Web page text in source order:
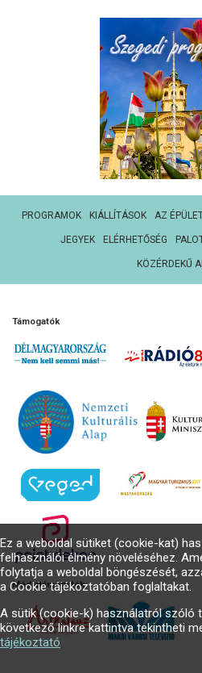
PROGRAMOK KIÁLLÍTÁSOK AZ
JEGYEK ELÉRHETŐSÉG
KÖZÉRDEKŰ
Támogatók
Médiatámogatók
Ez a weboldal sütiket (cookie-kat)
felhasználói élmény növeléséhez.
folytatja a weboldal böngészését,
a Cookie tájékoztatóban foglaltakat.
A sütik (cookie-k) használatról szóló
következő linkre kattintva tekintheti
tájékoztató